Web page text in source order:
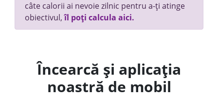
câte calorii ai nevoie zilnic pentru a-ți atinge
obiectivul,îl poți calcula aici.
Încearcă și aplicația
noastră de mobil